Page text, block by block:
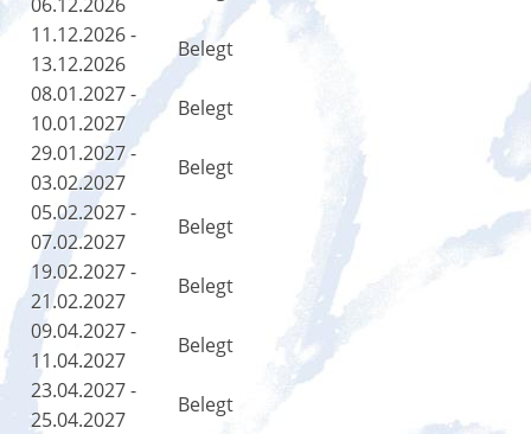
11.12.2026 -
13.12.2026
Belegt
08.01.2027 -
10.01.2027
Belegt
29.01.2027 -
03.02.2027
Belegt
05.02.2027 -
07.02.2027
Belegt
19.02.2027 -
21.02.2027
Belegt
09.04.2027 -
11.04.2027
Belegt
23.04.2027 -
25.04.2027
Belegt